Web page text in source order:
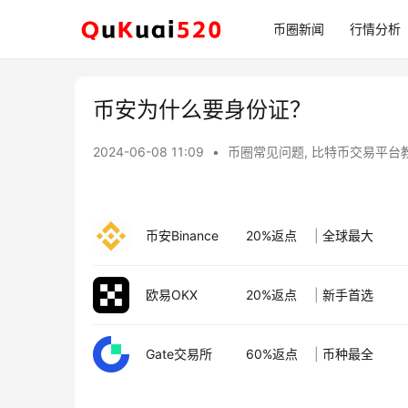
币圈新闻 行情分析
币安为什么要身份证？
2024-06-08 11:09 • 币圈常见问题, 比特币交易平台
币安Binance 20%返点 全球最大
欧易OKX 20%返点 新手首选
Gate交易所 60%返点 币种最全